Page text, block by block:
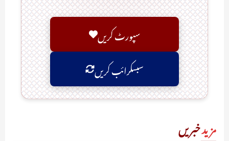
سپورٹ کریں
سبسکرائب کریں
مزیدخبریں